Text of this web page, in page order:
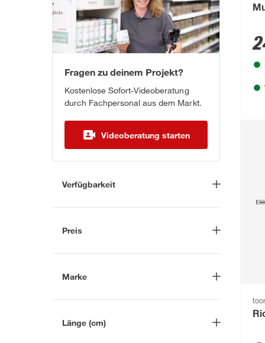
Fragen zu deinem Projekt?
Kostenlose Sofort-Videoberatung
durch Fachpersonal aus dem Markt.
Videoberatung starten
Verfügbarkeit
Lieferung nach Hause (182)
bestellbar (110)
Preis
Marke
Marke suchen
Länge (cm)